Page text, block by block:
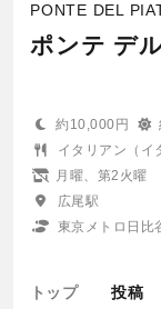
PONTE DEL
ポンテ デ
約10,000円
イタリアン（イ
月曜、第2火曜
広尾駅
東京メトロ日比
トップ 投稿